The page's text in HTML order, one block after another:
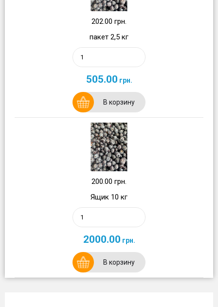
202.00 грн.
пакет 2,5 кг
505.00 грн.
В корзину
200.00 грн.
Ящик 10 кг
2000.00 грн.
В корзину